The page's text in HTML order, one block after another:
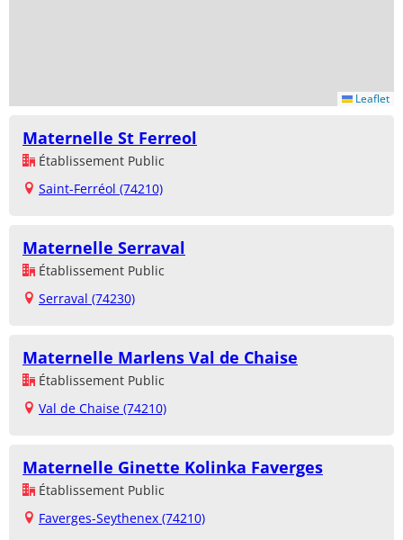
Leaflet
Maternelle St Ferreol
Établissement Public
Saint-Ferréol (74210)
Maternelle Serraval
Établissement Public
Serraval (74230)
Maternelle Marlens Val de Chaise
Établissement Public
Val de Chaise (74210)
Maternelle Ginette Kolinka Faverges
Établissement Public
Faverges-Seythenex (74210)